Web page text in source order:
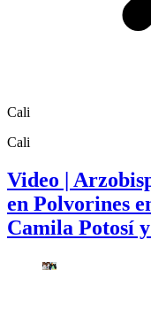
Cali
Cali
Video |
en Polvorines
Camila Potosí